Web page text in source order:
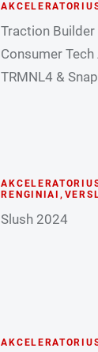
Traction Builder
Consumer
TRMNL4 &
RENGINIAI ,
Slush 2024